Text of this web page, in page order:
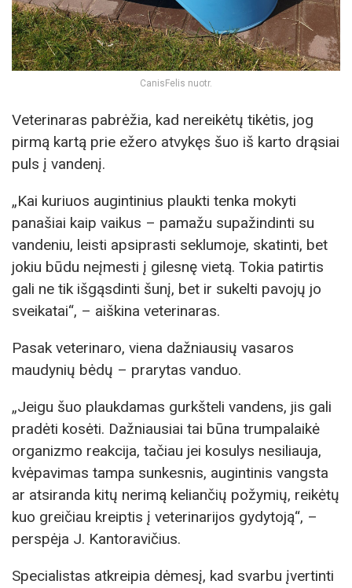
CanisFelis nuotr.
Veterinaras pabrėžia, kad nereikėtų tikėtis, jog
pirmą kartą prie ežero atvykęs šuo iš karto drąsiai
puls į vandenį.
„Kai kuriuos augintinius plaukti tenka mokyti
panašiai kaip vaikus – pamažu supažindinti su
vandeniu, leisti apsiprasti seklumoje, skatinti, bet
jokiu būdu neįmesti į gilesnę vietą. Tokia patirtis
gali ne tik išgąsdinti šunį, bet ir sukelti pavojų jo
sveikatai“, – aiškina veterinaras.
Pasak veterinaro, viena dažniausių vasaros
maudynių bėdų – prarytas vanduo.
„Jeigu šuo plaukdamas gurkšteli vandens, jis gali
pradėti kosėti. Dažniausiai tai būna trumpalaikė
organizmo reakcija, tačiau jei kosulys nesiliauja,
kvėpavimas tampa sunkesnis, augintinis vangsta
ar atsiranda kitų nerimą keliančių požymių, reikėtų
kuo greičiau kreiptis į veterinarijos gydytoją“, –
perspėja J. Kantoravičius.
Specialistas atkreipia dėmesį, kad svarbu įvertinti